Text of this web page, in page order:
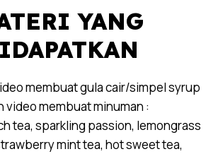
YANG
membuat gula cair/simpel syrup
video membuat minuman :
tea, sparkling passion, lemongrass
mint tea, hot sweet tea,